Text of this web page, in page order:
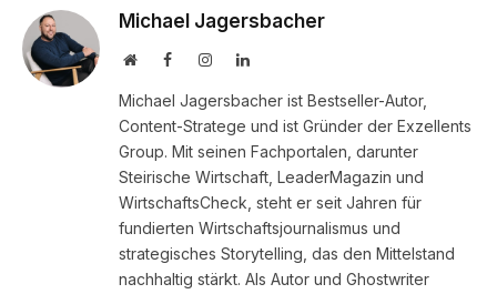
Michael Jagersbacher
WebsiteFacebookInstagramLinkedIn
Michael Jagersbacher ist Bestseller-Autor,
Content-Stratege und ist Gründer der Exzellents
Group. Mit seinen Fachportalen, darunter
Steirische Wirtschaft, LeaderMagazin und
WirtschaftsCheck, steht er seit Jahren für
fundierten Wirtschaftsjournalismus und
strategisches Storytelling, das den Mittelstand
nachhaltig stärkt. Als Autor und Ghostwriter